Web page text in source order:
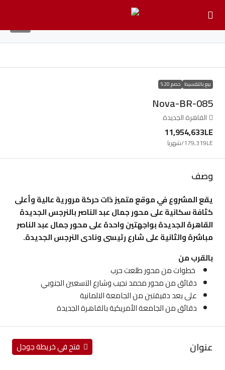
بيع بالتقسيط خصم 20%
Nova-BR-085
القاهرة الجديدة
11,954,633LE
179,319LE/شهريا
وصف
يقع المشروع في موقع متميز ذات حركة مرورية عالية وأعلى
كثافة سكانية على محور جمال عبد الناصر بالنرجس الجديدة
القاهرة الجديدة بواجهتين واحدة على محور جمال عبد الناصر
مباشرة والثانية على شارع رئيسى ونادى النرجس الجديدة.
بالقرب من
خطوات من محور طلعت حرب
دقائق من محور محمد نجيب وشارع التسعين الجنوبي
على بعد دقيقتين من الجامعة الالمانية
دقائق من الجامعة الأمريكية بالقاهرة الجديدة
عنوان فتح في خريطة جوجل